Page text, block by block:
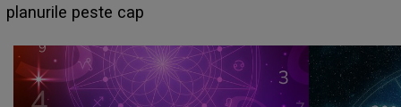
sa: "I-am spus și ei în față, eu nu te iubesc pentru